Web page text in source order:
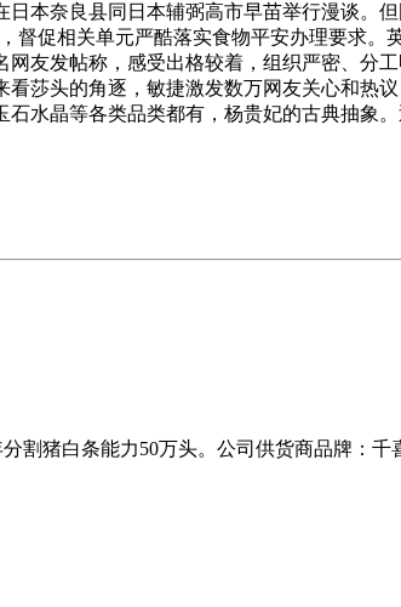
本奈良县同日本辅弼高市早苗举行漫谈。
督促相关单元严酷落实食物平安办理要求
友发帖称，感受出格较着，组织严密、分
莎头的角逐，敏捷激发数万网友关心和热
水晶等各类品类都有，杨贵妃的古典抽象
割猪白条能力50万头。公司供货商品牌：